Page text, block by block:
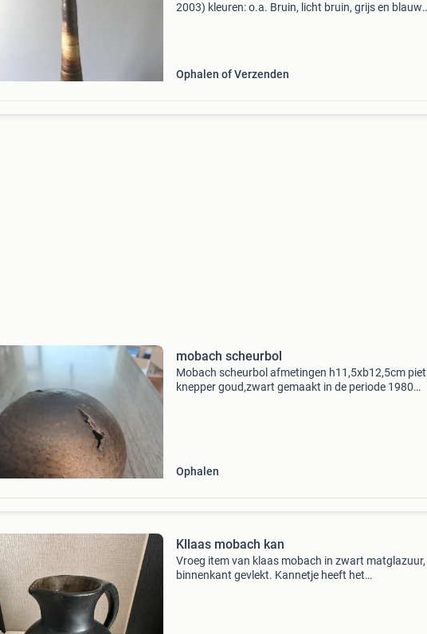
2003) kleuren: o.a. Bruin, licht bruin, grijs en blauw.
Ophalen of Verzenden
mobach scheurbol
Mobach scheurbol afmetingen h11,5xb12,5cm piet
knepper goud,zwart gemaakt in de periode 1980
Ophalen
Kllaas mobach kan
Vroeg item van klaas mobach in zwart matglazuur,
binnenkant gevlekt. Kannetje heeft het